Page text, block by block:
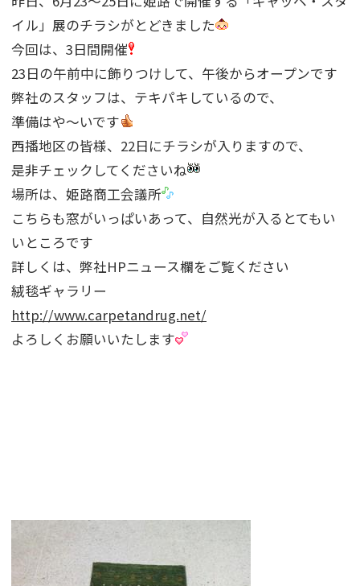
イル」展のチラシがとどきました
今回は、3日間開催
23日の午前中に飾りつけして、午後からオープンです
弊社のスタッフは、テキパキしているので、
準備はや〜いです
西播地区の皆様、22日にチラシが入りますので、
是非チェックしてくださいね
場所は、姫路商工会議所
こちらも窓がいっぱいあって、自然光が入るとてもい
いところです
詳しくは、弊社HPニュース欄をご覧ください
絨毯ギャラリー
http://www.carpetandrug.net/
よろしくお願いいたします